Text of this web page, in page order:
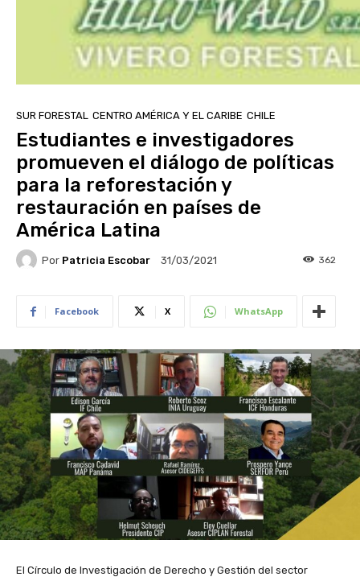
SUR FORESTAL CENTRO AMÉRICA Y EL CARIBE CHILE
Estudiantes e investigadores
promueven el diálogo de políticas
para la reforestación y
restauración en países de
América Latina
Por Patricia Escobar 31/03/2021 362
Facebook X WhatsApp
El Círculo de Investigación de Derecho y Gestión del sector